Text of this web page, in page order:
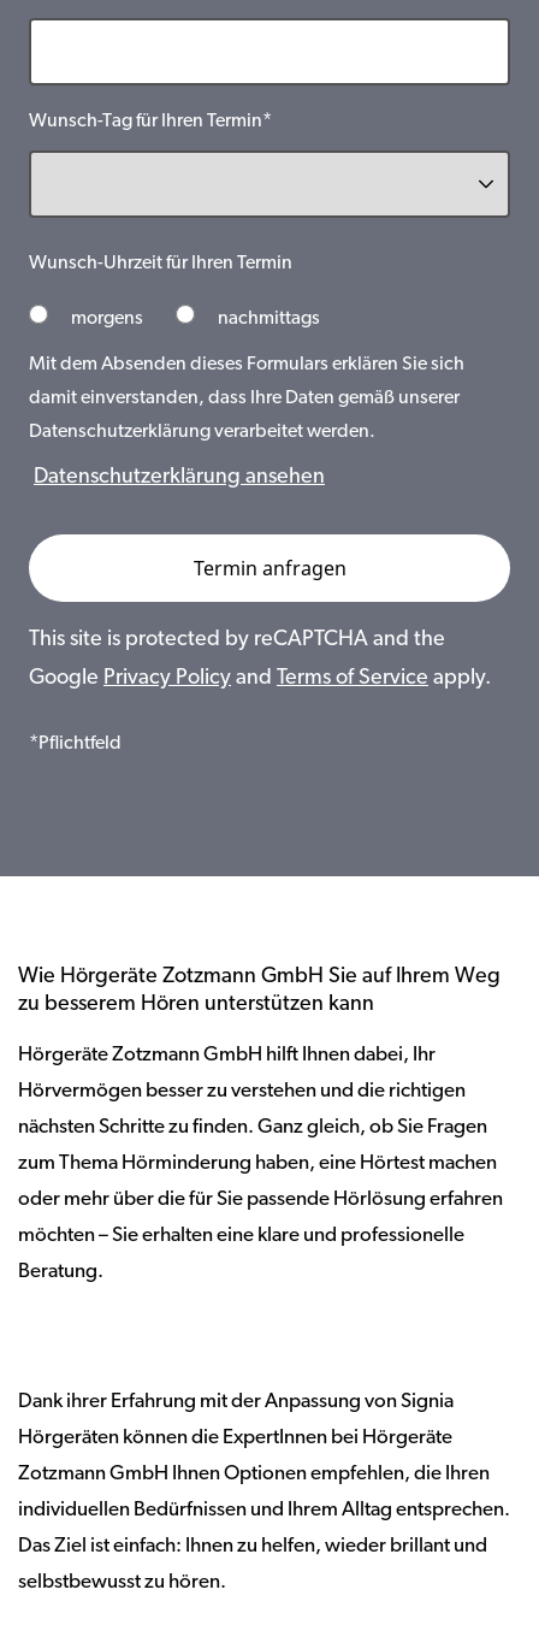
Wunsch-Tag für Ihren Termin*
Wunsch-Uhrzeit für Ihren Termin
morgens nachmittags
Mit dem Absenden dieses Formulars erklären Sie sich
damit einverstanden, dass Ihre Daten gemäß unserer
Datenschutzerklärung verarbeitet werden.
Datenschutzerklärung ansehen
This site is protected by reCAPTCHA and the
Google Privacy Policy and Terms of Service apply.
*Pflichtfeld
Wie Hörgeräte Zotzmann GmbH Sie auf Ihrem Weg
zu besserem Hören unterstützen kann
Hörgeräte Zotzmann GmbH hilft Ihnen dabei, Ihr
Hörvermögen besser zu verstehen und die richtigen
nächsten Schritte zu finden. Ganz gleich, ob Sie Fragen
zum Thema Hörminderung haben, eine Hörtest machen
oder mehr über die für Sie passende Hörlösung erfahren
möchten – Sie erhalten eine klare und professionelle
Beratung.
Dank ihrer Erfahrung mit der Anpassung von Signia
Hörgeräten können die ExpertInnen bei Hörgeräte
Zotzmann GmbH Ihnen Optionen empfehlen, die Ihren
individuellen Bedürfnissen und Ihrem Alltag entsprechen.
Das Ziel ist einfach: Ihnen zu helfen, wieder brillant und
selbstbewusst zu hören.